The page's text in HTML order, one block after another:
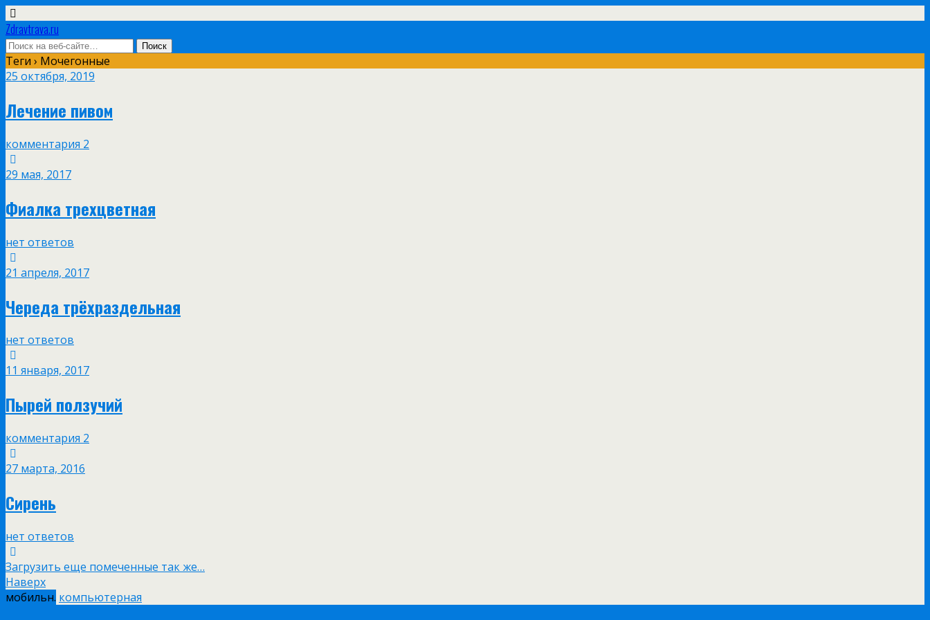
Zdravtrava.ru
Теги › Мочегонные
25 октября, 2019
Лечение пивом
комментария 2
29 мая, 2017
Фиалка трехцветная
нет ответов
21 апреля, 2017
Череда трёхраздельная
нет ответов
11 января, 2017
Пырей ползучий
комментария 2
27 марта, 2016
Сирень
нет ответов
Загрузить еще помеченные так же…
Наверх
мобильн. компьютерная